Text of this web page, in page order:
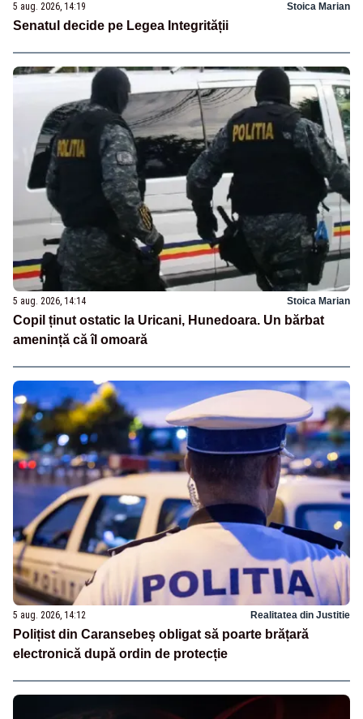
5 aug. 2026, 14:19 Stoica Marian
Senatul decide pe Legea Integrității
5 aug. 2026, 14:14 Stoica Marian
Copil ținut ostatic la Uricani, Hunedoara. Un bărbat
amenință că îl omoară
5 aug. 2026, 14:12 Realitatea din Justitie
Polițist din Caransebeș obligat să poarte brățară
electronică după ordin de protecție